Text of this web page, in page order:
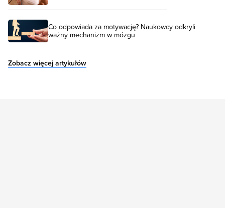
Co odpowiada za motywację? Naukowcy odkryli
ważny mechanizm w mózgu
Zobacz więcej artykułów